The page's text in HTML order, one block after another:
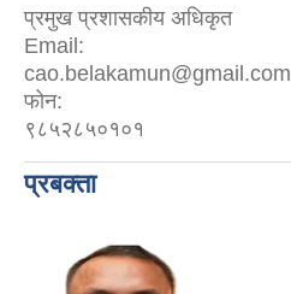
प्रमुख प्रशासकीय अधिकृत
Email:
cao.belakamun@gmail.com
फोन:
९८५२८५०१०१
प्रबक्ता